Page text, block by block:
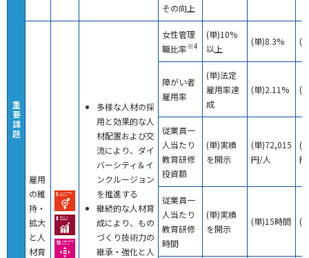
重
要
課
題
その向上
雇用
の維
持・
拡大
と人
材育
多様な人材の採
用と効果的な人
材配置および交
流により、ダイ
バーシティ＆イ
ンクルージョン
を推進する
継続的な人材育
成により、もの
づくり技術力の
継承・強化と人
女性管理
職比率※4
(単)10%
以上
(単)8.3% (
障がい者
雇用率
(単)法定
雇用率達
成
(単)2.11% (
従業員一
人当たり
教育研修
投資額
(単)実績
を開示
(単)72,015
円/人
(
従業員一
人当たり
教育研修
時間
(単)実績
を開示
(単)15時間 (